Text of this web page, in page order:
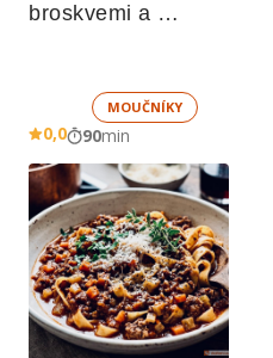
broskvemi a
MOUČNÍKY
0,0 90min